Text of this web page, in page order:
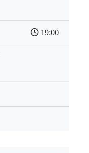
19:00